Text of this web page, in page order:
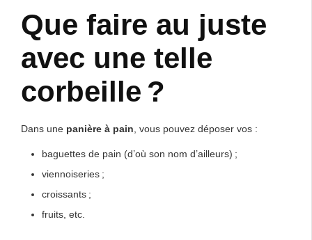
Que faire au juste
avec une telle
corbeille ?
Dans une panière à pain, vous pouvez déposer vos :
baguettes de pain (d’où son nom d’ailleurs) ;
viennoiseries ;
croissants ;
fruits, etc.